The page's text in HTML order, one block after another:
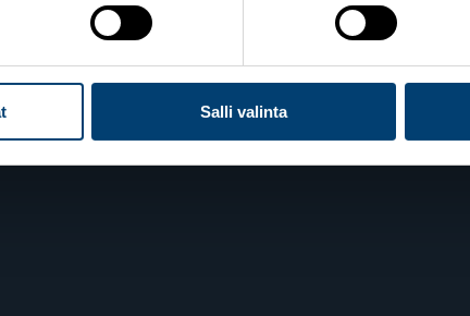
Salli valinta
Veikko Kankkosen raitti
15110 Lahti